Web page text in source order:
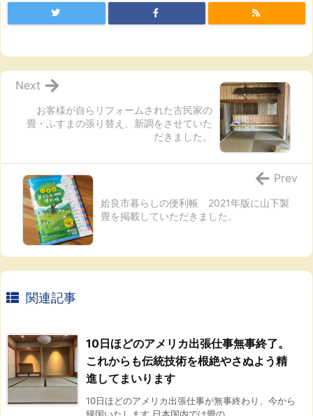
お客様が自らリフォームされた古民家の
畳・ふすまの張り替え、新調をさせていた
だきました。
Next
姶良市暮らしの便利帳 2021年版に山下製
畳を掲載していただきました。
Prev
関連記事
10日ほどのアメリカ出張仕事無事終了。
これからも伝統技術を根絶やさぬよう精
進してまいります
10日ほどのアメリカ出張仕事が無事終わり、今から